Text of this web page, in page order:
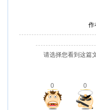
作
请选择您看到这篇
0 0